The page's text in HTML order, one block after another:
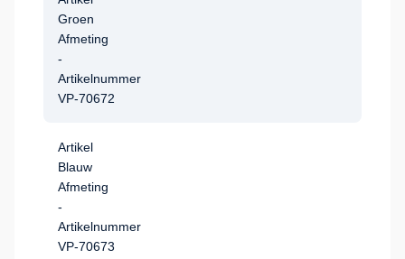
Groen
Afmeting
-
Artikelnummer
VP-70672
Artikel
Blauw
Afmeting
-
Artikelnummer
VP-70673